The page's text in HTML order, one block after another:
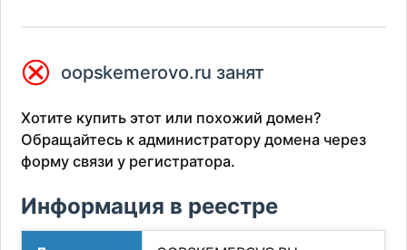
⮿ oopskemerovo.ru занят
Хотите купить этот или похожий домен?
Обращайтесь к администратору домена через
форму связи у регистратора.
Информация в реестре